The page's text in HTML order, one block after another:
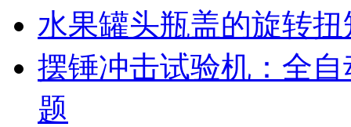
水果罐头瓶盖的旋转
摆锤冲击试验机：全
题